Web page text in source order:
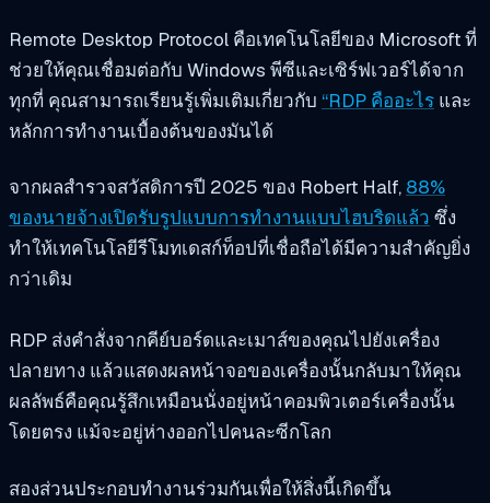
Remote Desktop Protocol คือเทคโนโลยีของ Microsoft ที่
ช่วยให้คุณเชื่อมต่อกับ Windows พีซีและเซิร์ฟเวอร์ได้จาก
ทุกที่ คุณสามารถเรียนรู้เพิ่มเติมเกี่ยวกับ “RDP คืออะไร และ
หลักการทำงานเบื้องต้นของมันได้
จากผลสำรวจสวัสดิการปี 2025 ของ Robert Half, 88%
ของนายจ้างเปิดรับรูปแบบการทำงานแบบไฮบริดแล้ว ซึ่ง
ทำให้เทคโนโลยีรีโมทเดสก์ท็อปที่เชื่อถือได้มีความสำคัญยิ่ง
กว่าเดิม
RDP ส่งคำสั่งจากคีย์บอร์ดและเมาส์ของคุณไปยังเครื่อง
ปลายทาง แล้วแสดงผลหน้าจอของเครื่องนั้นกลับมาให้คุณ
ผลลัพธ์คือคุณรู้สึกเหมือนนั่งอยู่หน้าคอมพิวเตอร์เครื่องนั้น
โดยตรง แม้จะอยู่ห่างออกไปคนละซีกโลก
สองส่วนประกอบทำงานร่วมกันเพื่อให้สิ่งนี้เกิดขึ้น